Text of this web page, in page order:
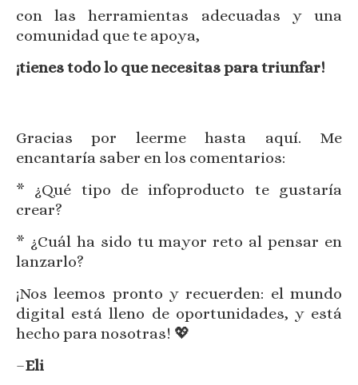
con las herramientas adecuadas y una
comunidad que te apoya,
¡tienes todo lo que necesitas para triunfar!
Gracias por leerme hasta aquí. Me
encantaría saber en los comentarios:
* ¿Qué tipo de infoproducto te gustaría
crear?
* ¿Cuál ha sido tu mayor reto al pensar en
lanzarlo?
¡Nos leemos pronto y recuerden: el mundo
digital está lleno de oportunidades, y está
hecho para nosotras! 💖
–Eli